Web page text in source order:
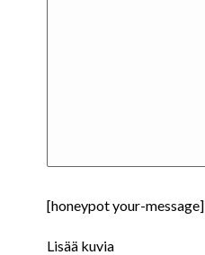
[honeypot your-message]
Lisää kuvia